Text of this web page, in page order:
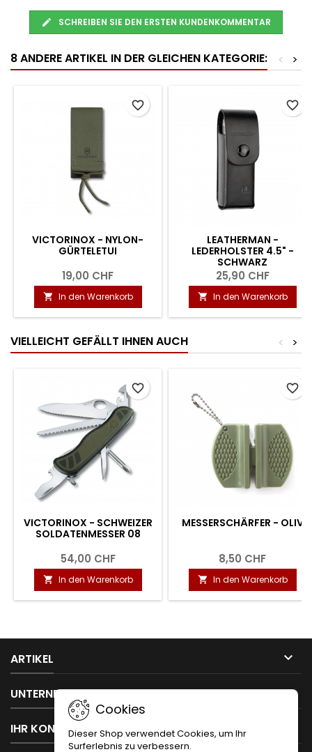
SCHREIBEN SIE DEN ERSTEN KUNDENKOMMENTAR
8 ANDERE ARTIKEL IN DER GLEICHEN KATEGORIE: >
<
VICTORINOX - NYLON-
GÜRTELETUI
19,00 CHF
 In den Warenkorb
favorite_border
LEATHERMAN -
LEDERHOLSTER 4.5" -
SCHWARZ
25,90 CHF
 In den Warenkorb
favorite_border
VIELLEICHT GEFÄLLT IHNEN AUCH >
<
VICTORINOX - SCHWEIZER
SOLDATENMESSER 08
54,00 CHF
 In den Warenkorb
favorite_border
MESSERSCHÄRFER - OLIV
8,50 CHF
 In den Warenkorb
favorite_border
ARTIKEL 
UNTERNEHMEN 
IHR KONTO
Cookies
Dieser Shop verwendet Cookies, um Ihr
Surferlebnis zu verbessern.